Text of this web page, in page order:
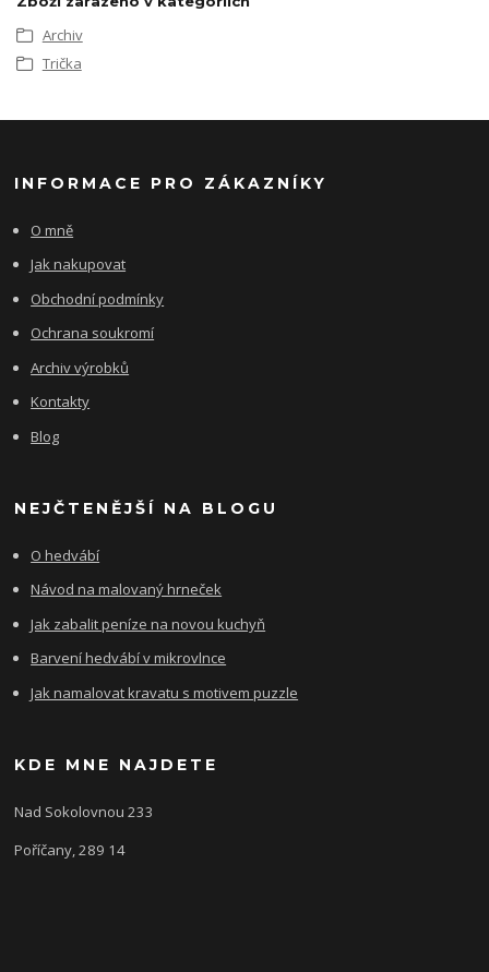
Archiv
Trička
INFORMACE PRO ZÁKAZNÍKY
O mně
Jak nakupovat
Obchodní podmínky
Ochrana soukromí
Archiv výrobků
Kontakty
Blog
NEJČTENĚJŠÍ NA BLOGU
O hedvábí
Návod na malovaný hrneček
Jak zabalit peníze na novou kuchyň
Barvení hedvábí v mikrovlnce
Jak namalovat kravatu s motivem puzzle
KDE MNE NAJDETE
Nad Sokolovnou 233
Poříčany, 289 14